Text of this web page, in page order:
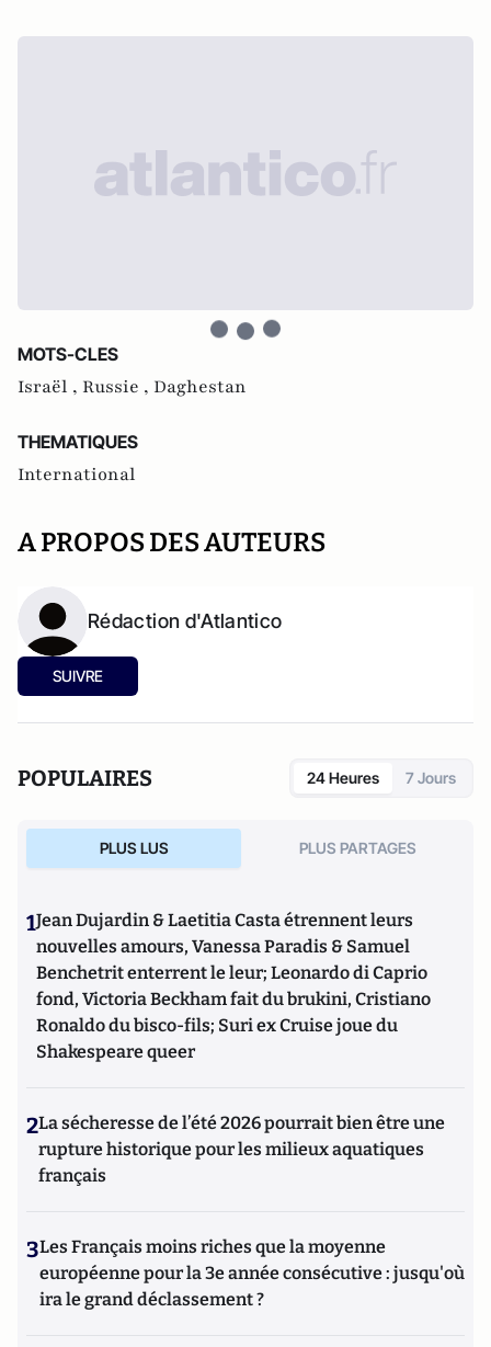
MOTS-CLES
Israël , Russie , Daghestan
THEMATIQUES
International
A PROPOS DES AUTEURS
Rédaction d'Atlantico
SUIVRE
POPULAIRES 24 Heures 7 Jours
PLUS LUS PLUS PARTAGES
1Jean Dujardin & Laetitia Casta étrennent leurs
nouvelles amours, Vanessa Paradis & Samuel
Benchetrit enterrent le leur; Leonardo di Caprio
fond, Victoria Beckham fait du brukini, Cristiano
Ronaldo du bisco-fils; Suri ex Cruise joue du
Shakespeare queer
2La sécheresse de l’été 2026 pourrait bien être une
rupture historique pour les milieux aquatiques
français
3Les Français moins riches que la moyenne
européenne pour la 3e année consécutive : jusqu'où
ira le grand déclassement ?